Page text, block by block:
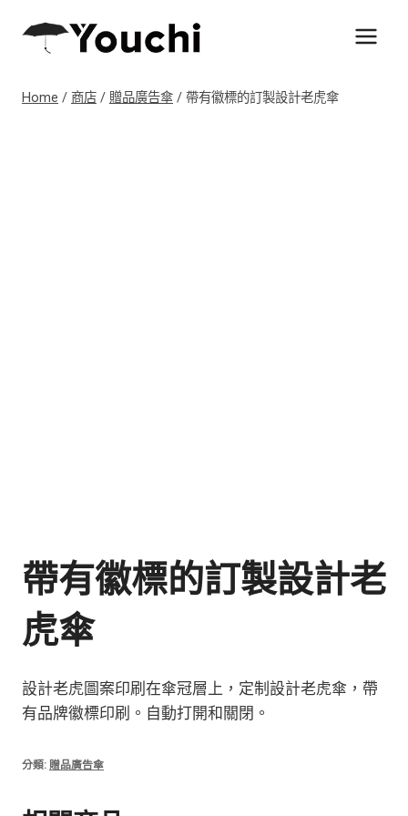
Home / 商店 / 贈品廣告傘 / 帶有徽標的訂製設計老虎傘
帶有徽標的訂製設計老
虎傘
設計老虎圖案印刷在傘冠層上，定制設計老虎傘，帶
有品牌徽標印刷。自動打開和關閉。
分類: 贈品廣告傘